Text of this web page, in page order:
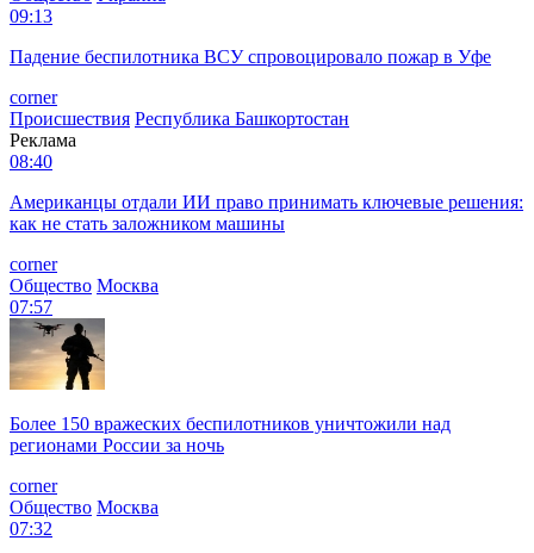
09:13
Падение беспилотника ВСУ спровоцировало пожар в Уфе
corner
Происшествия Республика Башкортостан
Реклама
08:40
Американцы отдали ИИ право принимать ключевые решения:
как не стать заложником машины
corner
Общество Москва
07:57
Более 150 вражеских беспилотников уничтожили над
регионами России за ночь
corner
Общество Москва
07:32